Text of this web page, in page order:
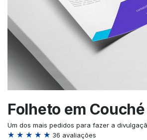
Folheto em
Um dos mais pedidos para fazer a
★ ★ ★ ★ ★ 36 avaliações